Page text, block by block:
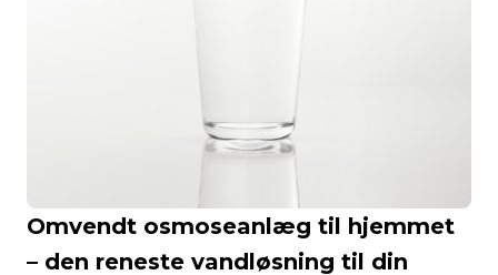
Omvendt osmoseanlæg til hjemmet
– den reneste vandløsning til din